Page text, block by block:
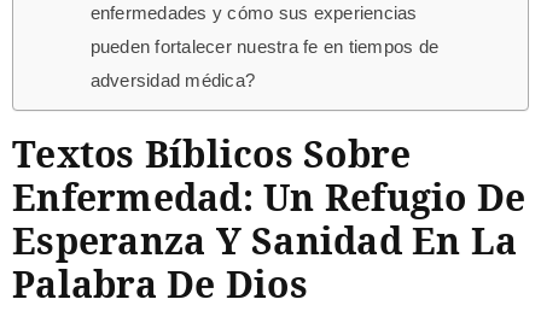
enfermedades y cómo sus experiencias
pueden fortalecer nuestra fe en tiempos de
adversidad médica?
Textos Bíblicos Sobre
Enfermedad: Un Refugio De
Esperanza Y Sanidad En La
Palabra De Dios